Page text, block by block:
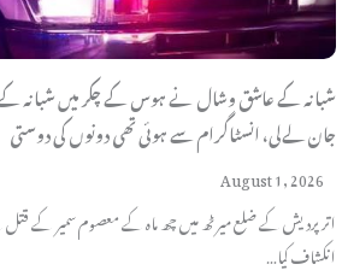
شبانہ کے عاشق وشال نے ہوس کے چکر میں شبانہ
جان لےلی، انسٹاگرام سے ہوئی تھی دونوں کی دوستی
August 1, 2026
اتر پردیش کے ضلع میرٹھ میں چھ ماہ کے معصوم سمیر کے
انکشاف کیا…